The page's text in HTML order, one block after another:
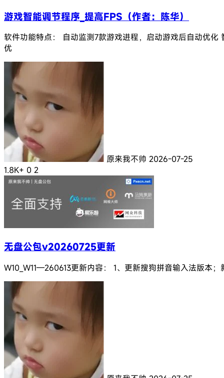
游戏智能调节程序_提高FPS（作者：陈华）
软件功能特点： 自动监测7款游戏进程，启动游戏后自动优
优
原来我不帅 2026-07-25
1.8K+ 0 2
无盘公包v20260725更新
W10_W11—260613更新内容： 1、更新搜狗拼音输入法版本